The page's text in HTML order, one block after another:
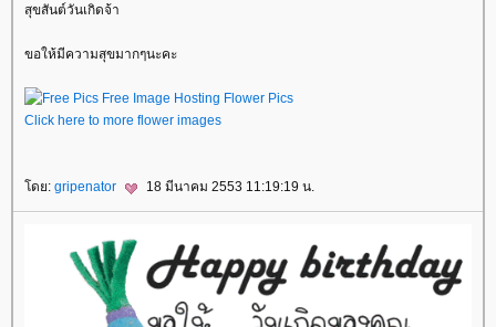
สุขสันต์วันเกิดจ้า
ขอให้มีความสุขมากๆนะคะ
Click here to more flower images
ดย: gripenator 18 มีนาคม 2553 11:19:19 น.